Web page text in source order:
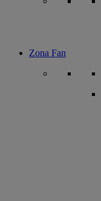
Zona Fan